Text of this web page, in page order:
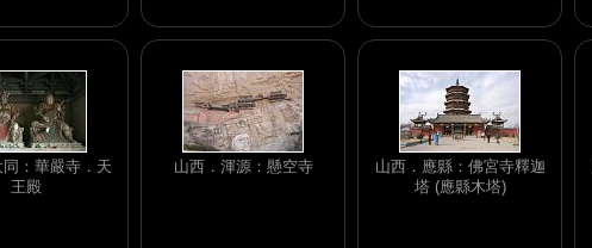
：華嚴寺．天
王殿
山西．渾源：懸空寺
山西．應縣：佛宮寺釋迦
塔 (應縣木塔)